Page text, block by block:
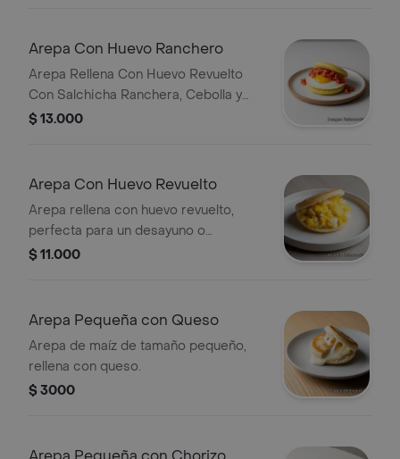
Arepa Con Huevo Ranchero
Arepa Rellena Con Huevo Revuelto
Con Salchicha Ranchera, Cebolla y
Tomate.
$ 13.000
Arepa Con Huevo Revuelto
Arepa rellena con huevo revuelto,
perfecta para un desayuno o
merienda.
$ 11.000
Arepa Pequeña con Queso
Arepa de maíz de tamaño pequeño,
rellena con queso.
$ 3000